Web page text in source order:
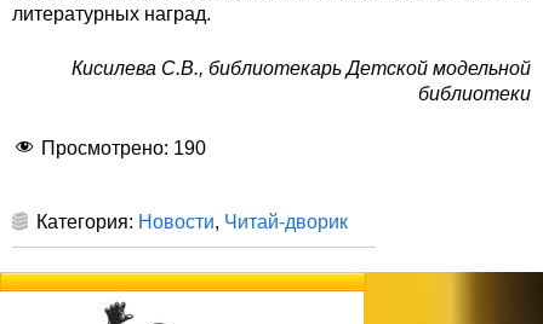
литературных наград.
Кисилева С.В., библиотекарь Детской модельной
библиотеки
Просмотрено: 190
Категория: Новости, Читай-дворик